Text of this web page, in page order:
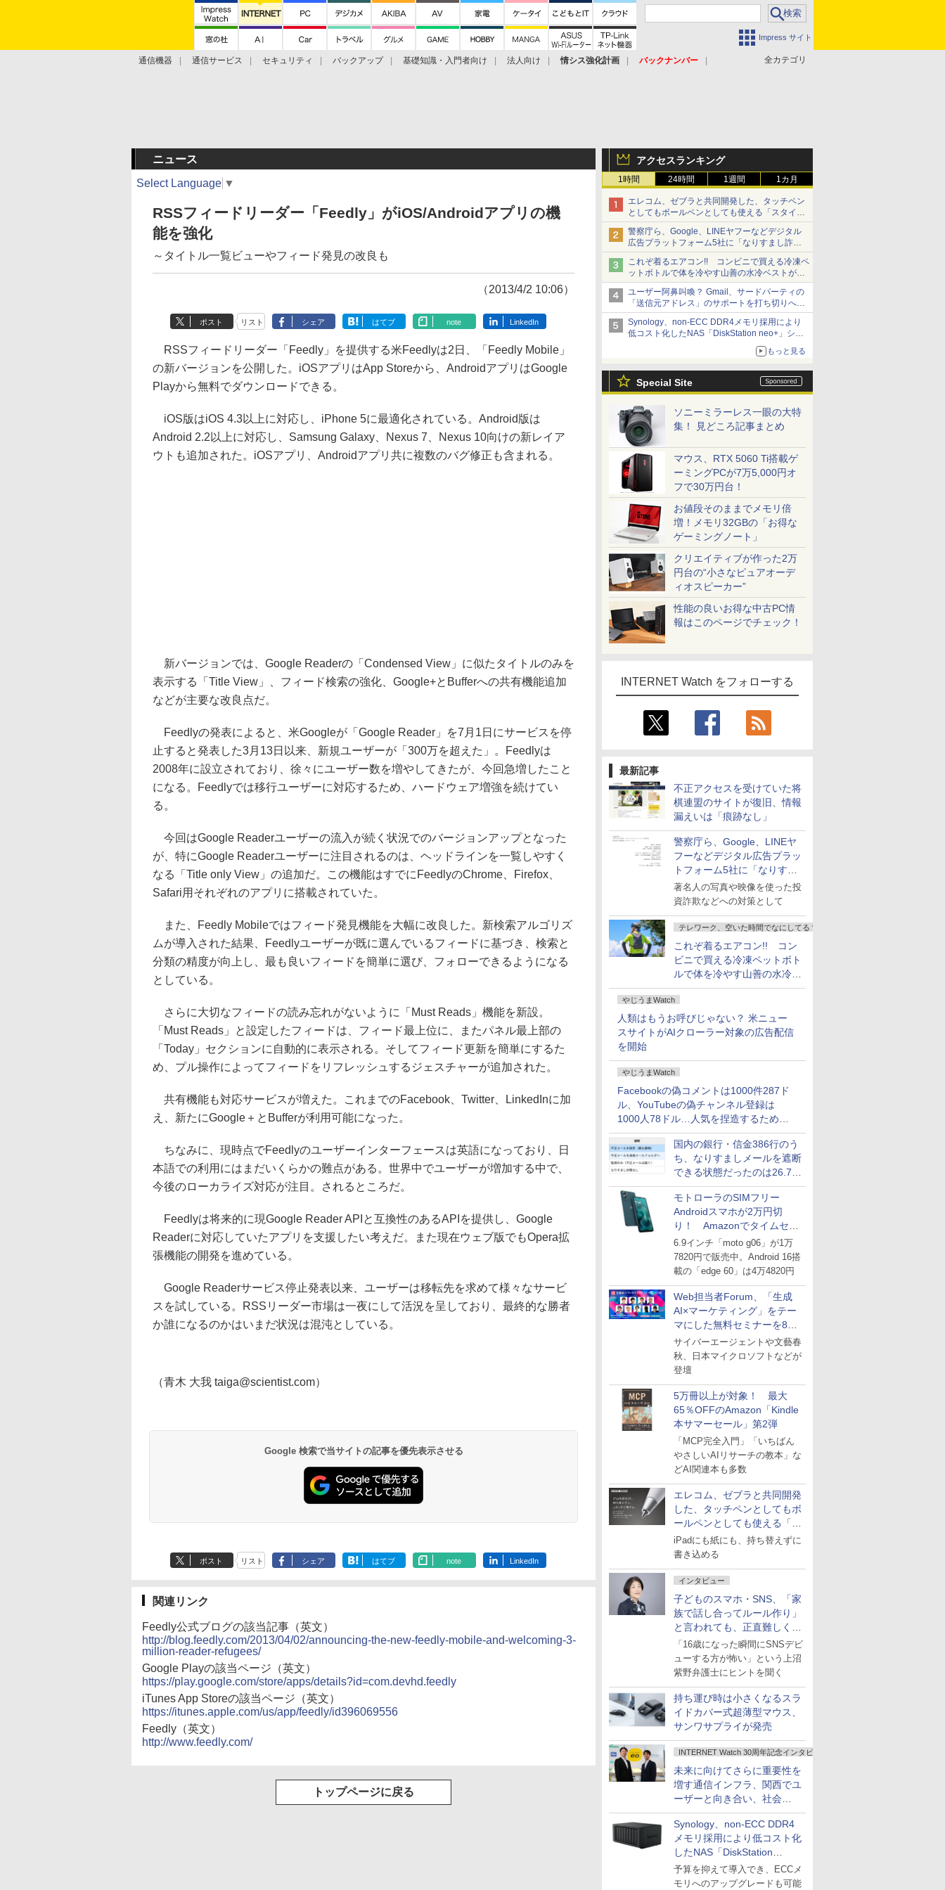
Impress サイト
全カテゴリ
通信機器 通信サービス セキュリティ バックアップ 基礎知識・入門者向け 法人向け 情シス強化計画
バックナンバー
アクセスランキング
1時間 24時間 1週間 1カ月
エレコム、ゼブラと共同開発した、タッチペン
としてもボールペンとしても使える「スタイラ
スツーウェイ」発売 iPadにも紙にも、持ち替
えずに書き込める
警察庁ら、Google、LINEヤフーなどデジタル
広告プラットフォーム5社に「なりすまし詐欺
広告」対策強化を要請 著名人の写真や映像を
使った投資詐欺などへの対策として
これぞ着るエアコン!! コンビニで買える冷凍ペ
ットボトルで体を冷やす山善の水冷ベストがロ
ードバイクにちょうどいい【ぼっち・ざ・ろー
ど！その14】【空いた時間でなにしてる？】
ユーザー阿鼻叫喚？ Gmail、サードパーティの
「送信元アドレス」のサポートを打ち切りへ
【やじうまWatch】
Synology、non-ECC DDR4メモリ採用により
低コスト化したNAS「DiskStation neo+」シリ
ーズ 予算を抑えて導入でき、ECCメモリへの
もっと見る
Special Site
ソニーミラーレス一眼の大特
集！ 見どころ記事まとめ
マウス、RTX 5060 Ti搭載ゲ
ーミングPCが7万5,000円オ
フで30万円台！
お値段そのままでメモリ倍
増！メモリ32GBの「お得な
ゲーミングノート」
クリエイティブが作った2万
円台の“小さなピュアオーデ
ィオスピーカー”
性能の良いお得な中古PC情
報はこのページでチェック！
INTERNET Watch をフォローする
最新記事
不正アクセスを受けていた将
棋連盟のサイトが復旧、情報
漏えいは「痕跡なし」
警察庁ら、Google、LINEヤ
フーなどデジタル広告プラッ
トフォーム5社に「なりすま
し詐欺広告」対策強化を要請
著名人の写真や映像を使った投
資詐欺などへの対策として
テレワーク、空いた時間でなにしてる？
これぞ着るエアコン!! コン
ビニで買える冷凍ペットボト
ルで体を冷やす山善の水冷ベ
ストがロードバイクにちょう
どいい【ぼっち・ざ・ろー
ど！その14】
やじうまWatch
人類はもうお呼びじゃない？ 米ニュー
スサイトがAIクローラー対象の広告配信
を開始
やじうまWatch
Facebookの偽コメントは1000件287ド
ル、YouTubeの偽チャンネル登録は
1000人78ドル…人気を捏造するための
価格リストが公開中
国内の銀行・信金386行のう
ち、なりすましメールを遮断
できる状態だったのは26.7％
にとどまる～GMOブランド
セキュリティ調査
モトローラのSIMフリー
Androidスマホが2万円切
り！ Amazonでタイムセー
ル
6.9インチ「moto g06」が1万
7820円で販売中。Android 16搭
載の「edge 60」は4万4820円
Web担当者Forum、「生成
AI×マーケティング」をテー
マにした無料セミナーを8月
27日にオンライン開催
サイバーエージェントや文藝春
秋、日本マイクロソフトなどが
登壇
5万冊以上が対象！ 最大
65％OFFのAmazon「Kindle
本サマーセール」第2弾
「MCP完全入門」「いちばん
やさしいAIリサーチの教本」な
どAI関連本も多数
エレコム、ゼブラと共同開発
した、タッチペンとしてもボ
ールペンとしても使える「ス
タイラスツーウェイ」発売
iPadにも紙にも、持ち替えずに
書き込める
インタビュー
子どものスマホ・SNS、「家
族で話し合ってルール作り」
と言われても、正直難しくな
いですか？
「16歳になった瞬間にSNSデビ
ューする方が怖い」という上沼
紫野弁護士にヒントを聞く
持ち運び時は小さくなるスラ
イドカバー式超薄型マウス、
サンワサプライが発売
INTERNET Watch 30周年記念インタビュー
未来に向けてさらに重要性を
増す通信インフラ、関西でユ
ーザーと向き合い、社会
の“あたらしい”を起動し続け
る～オプテージ
Synology、non-ECC DDR4
メモリ採用により低コスト化
したNAS「DiskStation
neo+」シリーズ
予算を抑えて導入でき、ECCメ
モリへのアップグレードも可能
ニュース
Select Language ▼
RSSフィードリーダー「Feedly」がiOS/Androidアプリの機
能を強化
～タイトル一覧ビューやフィード発見の改良も
（2013/4/2 10:06）
ポスト リスト シェア はてブ note LinkedIn
RSSフィードリーダー「Feedly」を提供する米Feedlyは2日、「Feedly Mobile」
の新バージョンを公開した。iOSアプリはApp Storeから、AndroidアプリはGoogle
Playから無料でダウンロードできる。
iOS版はiOS 4.3以上に対応し、iPhone 5に最適化されている。Android版は
Android 2.2以上に対応し、Samsung Galaxy、Nexus 7、Nexus 10向けの新レイア
ウトも追加された。iOSアプリ、Androidアプリ共に複数のバグ修正も含まれる。
新バージョンでは、Google Readerの「Condensed View」に似たタイトルのみを
表示する「Title View」、フィード検索の強化、Google+とBufferへの共有機能追加
などが主要な改良点だ。
Feedlyの発表によると、米Googleが「Google Reader」を7月1日にサービスを停
止すると発表した3月13日以来、新規ユーザーが「300万を超えた」。Feedlyは
2008年に設立されており、徐々にユーザー数を増やしてきたが、今回急増したこと
になる。Feedlyでは移行ユーザーに対応するため、ハードウェア増強を続けてい
る。
今回はGoogle Readerユーザーの流入が続く状況でのバージョンアップとなった
が、特にGoogle Readerユーザーに注目されるのは、ヘッドラインを一覧しやすく
なる「Title only View」の追加だ。この機能はすでにFeedlyのChrome、Firefox、
Safari用それぞれのアプリに搭載されていた。
また、Feedly Mobileではフィード発見機能を大幅に改良した。新検索アルゴリズ
ムが導入された結果、Feedlyユーザーが既に選んでいるフィードに基づき、検索と
分類の精度が向上し、最も良いフィードを簡単に選び、フォローできるようになる
としている。
さらに大切なフィードの読み忘れがないように「Must Reads」機能を新設。
「Must Reads」と設定したフィードは、フィード最上位に、またパネル最上部の
「Today」セクションに自動的に表示される。そしてフィード更新を簡単にするた
め、プル操作によってフィードをリフレッシュするジェスチャーが追加された。
共有機能も対応サービスが増えた。これまでのFacebook、Twitter、LinkedInに加
え、新たにGoogle＋とBufferが利用可能になった。
ちなみに、現時点でFeedlyのユーザーインターフェースは英語になっており、日
本語での利用にはまだいくらかの難点がある。世界中でユーザーが増加する中で、
今後のローカライズ対応が注目。されるところだ。
Feedlyは将来的に現Google Reader APIと互換性のあるAPIを提供し、Google
Readerに対応していたアプリを支援したい考えだ。また現在ウェブ版でもOpera拡
張機能の開発を進めている。
Google Readerサービス停止発表以来、ユーザーは移転先を求めて様々なサービ
スを試している。RSSリーダー市場は一夜にして活況を呈しており、最終的な勝者
か誰になるのかはいまだ状況は混沌としている。
（青木 大我 taiga@scientist.com）
Google 検索で当サイトの記事を優先表示させる
ポスト リスト シェア はてブ note LinkedIn
関連リンク
Feedly公式ブログの該当記事（英文）
http://blog.feedly.com/2013/04/02/announcing-the-new-feedly-mobile-and-welcoming-3-
million-reader-refugees/
Google Playの該当ページ（英文）
https://play.google.com/store/apps/details?id=com.devhd.feedly
iTunes App Storeの該当ページ（英文）
https://itunes.apple.com/us/app/feedly/id396069556
Feedly（英文）
http://www.feedly.com/
トップページに戻る